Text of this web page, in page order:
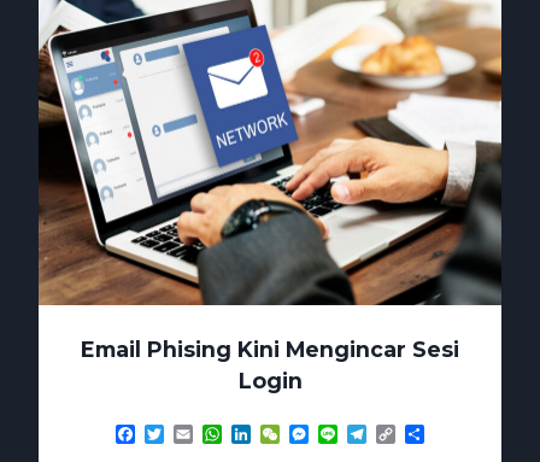
Email Phising Kini Mengincar Sesi
Login
Facebook
TwitterEmailWhatsApp
LinkedIn
WeChatMessenger
Line Telegram
Copy